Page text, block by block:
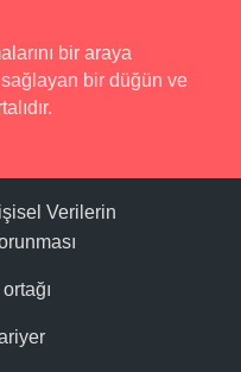
bir araya
bir düğün ve
Verilerin
ortağı